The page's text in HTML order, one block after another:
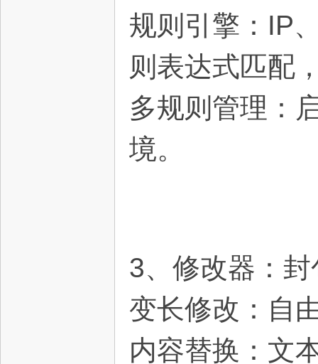
规则引擎：IP
则表达式匹配
多规则管理：
境。
3、修改器：
变长修改：自
内容替换：文